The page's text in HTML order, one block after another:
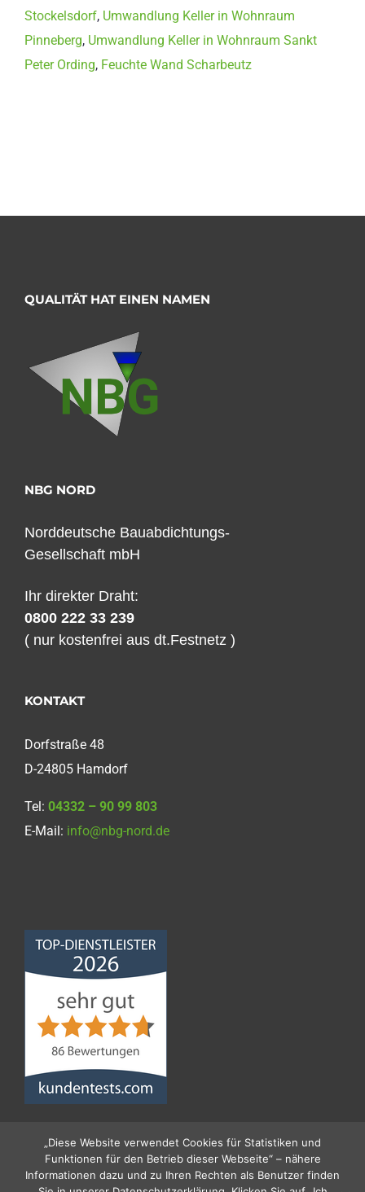
Stockelsdorf, Umwandlung Keller in Wohnraum
Pinneberg, Umwandlung Keller in Wohnraum Sankt
Peter Ording, Feuchte Wand Scharbeutz
QUALITÄT HAT EINEN NAMEN
NBG NORD
Norddeutsche Bauabdichtungs-
Gesellschaft mbH
Ihr direkter Draht:
0800 222 33 239
( nur kostenfrei aus dt.Festnetz )
KONTAKT
Dorfstraße 48
D-24805 Hamdorf
Tel: 04332 – 90 99 803
E-Mail: info@nbg-nord.de
Norddeutsche
Bauabdichtungsgesellschaft
mbH
von 5
86Bewertungen
„Diese Website verwendet Cookies für Statistiken und
Funktionen für den Betrieb dieser Webseite“ – nähere
Informationen dazu und zu Ihren Rechten als Benutzer finden